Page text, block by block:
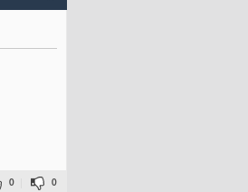
0 0